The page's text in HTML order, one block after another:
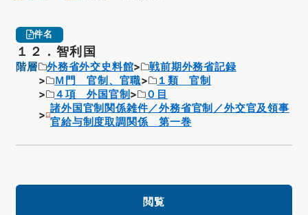
件名
１２．智利国
階層 外務省外交史料館
戦前期外務省記録
Ｍ門 官制、官職
１類 官制
４項 外国官制
０目
諸外国官制関係雑件／外務省官制／外交官及領事
官給与制度取調関係 第一巻
閲覧